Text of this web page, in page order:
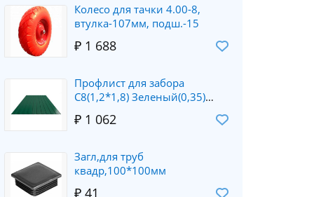
Колесо для тачки 4.00-8,
втулка-107мм, подш.-15
₽ 1 688
Профлист для забора
С8(1,2*1,8) Зеленый(0,35)
₽ 1 062
Загл,для труб
квадр,100*100мм
₽ 41